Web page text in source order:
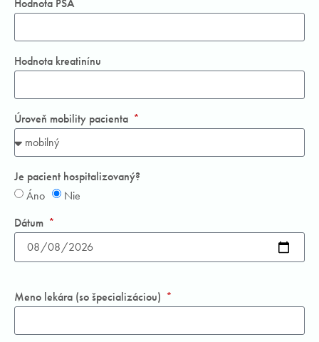
Hodnota PSA
Hodnota kreatinínu
Úroveň mobility pacienta
Je pacient hospitalizovaný?
Áno
Nie
Dátum
Meno lekára (so špecializáciou)